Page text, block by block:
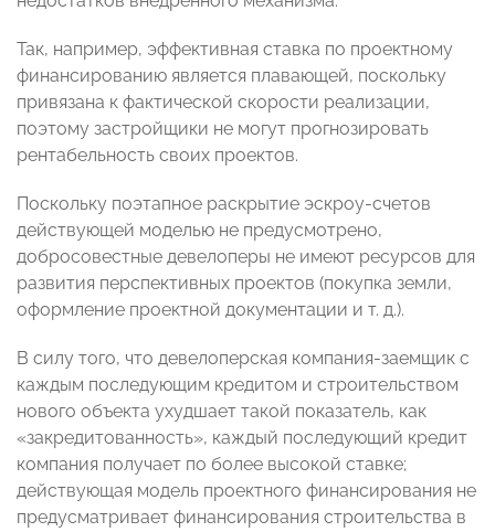
Так, например, эффективная ставка по проектному
финансированию является плавающей, поскольку
привязана к фактической скорости реализации,
поэтому застройщики не могут прогнозировать
рентабельность своих проектов.
Поскольку поэтапное раскрытие эскроу-счетов
действующей моделью не предусмотрено,
добросовестные девелоперы не имеют ресурсов для
развития перспективных проектов (покупка земли,
оформление проектной документации и т. д.).
В силу того, что девелоперская компания-заемщик с
каждым последующим кредитом и строительством
нового объекта ухудшает такой показатель, как
«закредитованность», каждый последующий кредит
компания получает по более высокой ставке;
действующая модель проектного финансирования не
предусматривает финансирования строительства в